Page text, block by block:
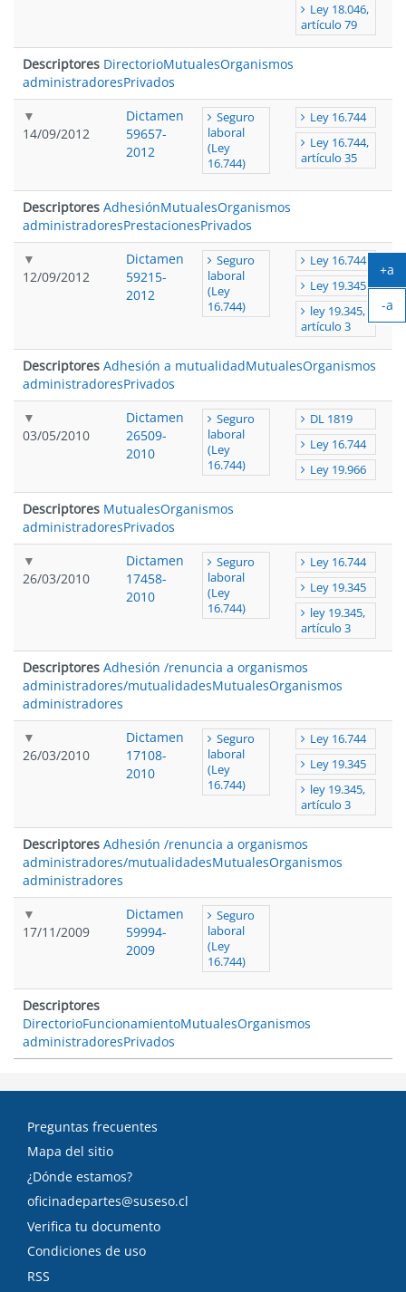
Ley 18.046,
artículo 79
Descriptores DirectorioMutualesOrganismos
administradoresPrivados
14/09/2012
Dictamen
59657-
2012
Seguro
laboral
(Ley
16.744)
Ley 16.744
Ley 16.744,
artículo 35
Descriptores AdhesiónMutualesOrganismos
administradoresPrestacionesPrivados
12/09/2012
Dictamen
59215-
2012
Seguro
laboral
(Ley
16.744)
Ley 16.744
Ley 19.345
ley 19.345,
artículo 3
Descriptores Adhesión a mutualidadMutualesOrganismos
administradoresPrivados
03/05/2010
Dictamen
26509-
2010
Seguro
laboral
(Ley
16.744)
DL 1819
Ley 16.744
Ley 19.966
Descriptores MutualesOrganismos
administradoresPrivados
26/03/2010
Dictamen
17458-
2010
Seguro
laboral
(Ley
16.744)
Ley 16.744
Ley 19.345
ley 19.345,
artículo 3
Descriptores Adhesión /renuncia a organismos
administradores/mutualidadesMutualesOrganismos
administradores
26/03/2010
Dictamen
17108-
2010
Seguro
laboral
(Ley
16.744)
Ley 16.744
Ley 19.345
ley 19.345,
artículo 3
Descriptores Adhesión /renuncia a organismos
administradores/mutualidadesMutualesOrganismos
administradores
17/11/2009
Dictamen
59994-
2009
Seguro
laboral
(Ley
16.744)
Descriptores
DirectorioFuncionamientoMutualesOrganismos
administradoresPrivados
Preguntas frecuentes
Mapa del sitio
¿Dónde estamos?
oficinadepartes@suseso.cl
Verifica tu documento
Condiciones de uso
RSS
+a
-a